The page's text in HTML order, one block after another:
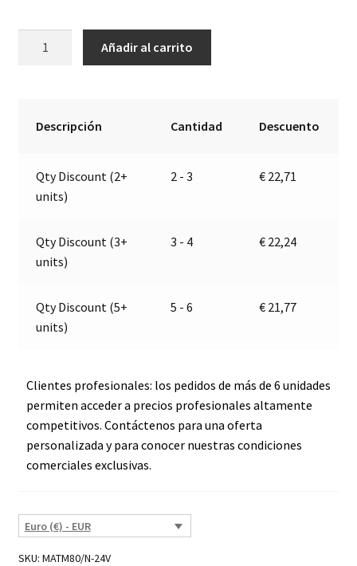
Marco
080
Añadir al carrito
Descripción Cantidad Descuento
Qty Discount (2+
units)
2 - 3 € 22,71
Qty Discount (3+
units)
3 - 4 € 22,24
Qty Discount (5+
units)
5 - 6 € 21,77
Clientes profesionales: los pedidos de más de 6 unidades
permiten acceder a precios profesionales altamente
competitivos. Contáctenos para una oferta
personalizada y para conocer nuestras condiciones
comerciales exclusivas.
Euro (€) - EUR
SKU: MATM80/N-24V